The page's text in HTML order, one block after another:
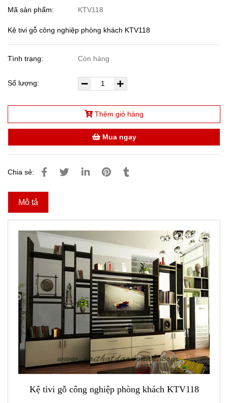
Mã sản phẩm: KTV118
Kệ tivi gỗ công nghiệp phòng khách KTV118
Tình trạng: Còn hàng
Số lượng:
Thêm giỏ hàng
Mua ngay
Chia sẻ:
Mô tả
Kệ tivi gỗ công nghiệp phòng khách KTV118